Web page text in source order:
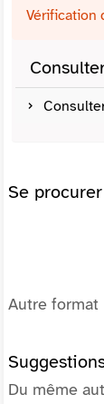
Vérification
Se
Autre format
Du même